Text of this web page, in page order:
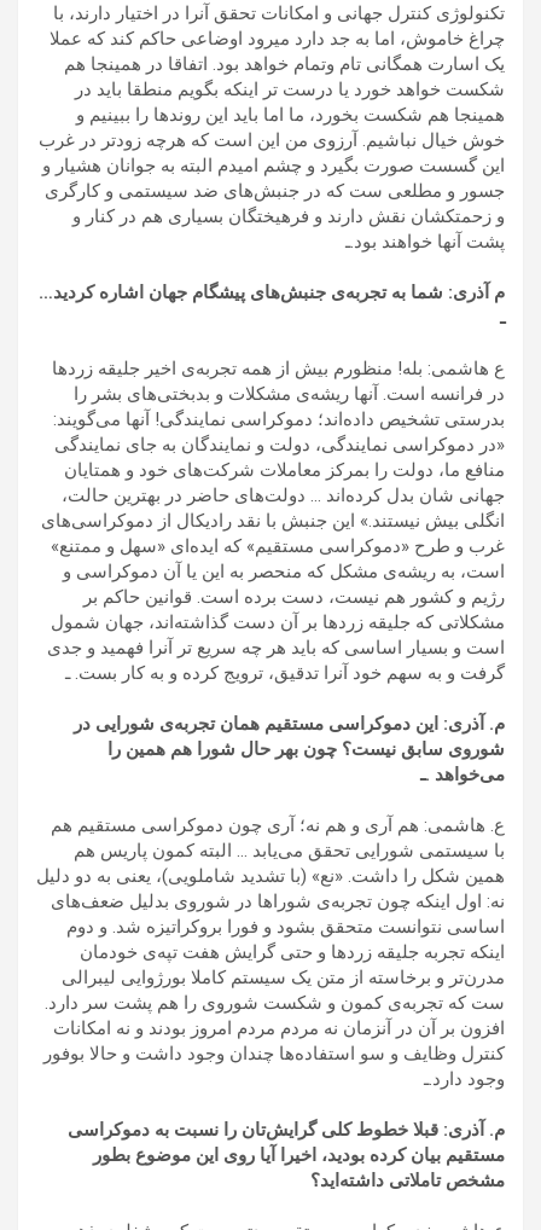
تکنولوژی کنترل جهانی و امکانات تحقق آنرا در اختیار دارند، با
چراغ خاموش، اما به جد دارد میرود اوضاعی حاکم کند که عملا
یک اسارت همگانی تام وتمام خواهد بود. اتفاقا در همینجا هم
شکست خواهد خورد یا درست تر اینکه بگویم منطقا باید در
همینجا هم شکست بخورد، ما اما باید این روندها را ببینیم و
خوش خیال نباشیم. آرزوی من این است که هرچه زودتر در غرب
این گسست صورت بگیرد و چشم امیدم البته به جوانان هشیار و
جسور و مطلعی ست که در جنبش‌های ضد سیستمی و کارگری
و زحمتکشان نقش دارند و فرهیختگان بسیاری هم در کنار و
پشت آنها خواهند بود.ـ
م آذری: شما به تجربه‌ی جنبش‌های پیشگام جهان اشاره کردید…
ـ
ع هاشمی: بله! منظورم بیش از همه تجربه‌ی اخیر جلیقه زردها
در فرانسه است. آنها ریشه‌ی مشکلات و بدبختی‌های بشر را
بدرستی تشخیص داده‌اند؛ دموکراسی نمایندگی! آنها می‌گویند:
«در دموکراسی نمایندگی، دولت و نمایندگان به جای نمایندگی
منافع ما، دولت را بمرکز معاملات شرکت‌های خود و‌ همتایان
جهانی شان بدل کرده‌اند … دولت‌های حاضر در بهترین حالت‌،
انگلی بیش نیستند.» این جنبش با نقد رادیکال از دموکراسی‌های
غرب و طرح «دموکراسی مستقیم» که ایده‌ای «سهل و ممتنع»
است، به ریشه‌ی مشکل که منحصر به این یا آن دموکراسی و
رژیم و کشور هم نیست، دست برده است. قوانین حاکم بر
مشکلاتی که جلیقه زردها بر آن دست گذاشته‌اند، جهان شمول
است و بسیار اساسی که باید هر چه سریع تر آنرا فهمید و جدی
گرفت و به سهم خود آنرا تدقیق، ترویج کرده و به کار بست. ‌ـ
م. آذری: این دموکراسی مستقیم همان تجربه‌ی شورایی در
شوروی سابق نیست؟ چون بهر حال شورا هم همین را
می‌خواهد .ـ
ع. هاشمی: هم آری و هم نه؛ آری چون دموکراسی مستقیم هم
با سیستمی شورایی تحقق می‌یابد … البته کمون پاریس هم
همین شکل را داشت. «نع» (با تشدید شاملویی)، یعنی به دو دلیل
نه: اول اینکه چون تجربه‌ی شوراها در شوروی بدلیل ضعف‌های
اساسی نتوانست متحقق بشود و فورا بروکراتیزه شد. و دوم
اینکه تجربه جلیقه زردها و حتی گرایش هفت تپه‌ی خودمان
مدرن‌تر و برخاسته از متن یک سیستم کاملا بورژوایی لیبرالی
ست که تجربه‌ی کمون و شکست شوروی را هم پشت سر دارد.
افزون بر آن در آنزمان نه مردم مردم امروز بودند و نه امکانات
کنترل وظایف و سو استفاده‌ها چندان وجود داشت و حالا بوفور
وجود دارد.ـ
م. آذری: قبلا خطوط کلی گرایش‌تان را نسبت به دموکراسی
مستقیم بیان کرده بودید، اخیرا آیا ‌روی این موضوع بطور
مشخص تاملاتی داشته‌اید؟